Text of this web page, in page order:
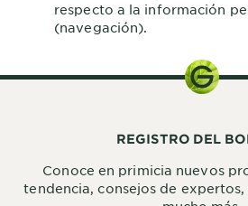
Greener
Beauty
Garnier
respecto a la información
(navegación).
REGISTRO DEL
Conoce en primicia nuevos
tendencia, consejos de